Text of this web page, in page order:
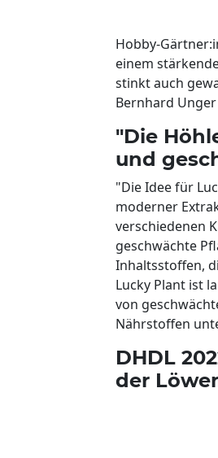
Hobby-
einem
stinkt auch
Bernhard
"Die
und
"Die Idee für
moderner
verschiedenen
geschwächte
Inhaltsstoffen,
Lucky Plant ist
von
Nährstoffen
DHDL
der